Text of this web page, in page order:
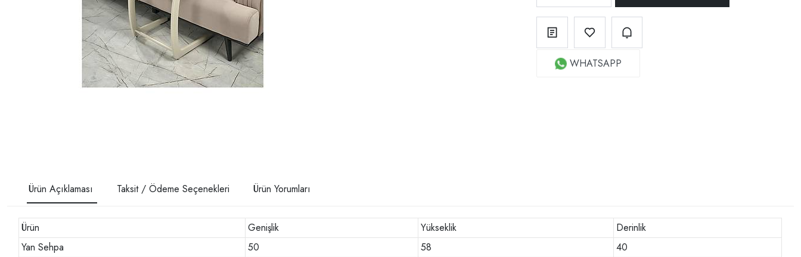
WHATSAPP
Ürün Açıklaması Taksit / Ödeme Seçenekleri Ürün Yorumları
Ürün Genişlik Yükseklik
Derinlik
Yan Sehpa
50 58 40